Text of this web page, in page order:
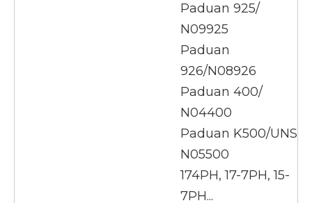
Paduan 925/
N09925
Paduan
926/N08926
Paduan 400/
N04400
Paduan K500/UNS
N05500
174PH, 17-7PH, 15-
7PH...